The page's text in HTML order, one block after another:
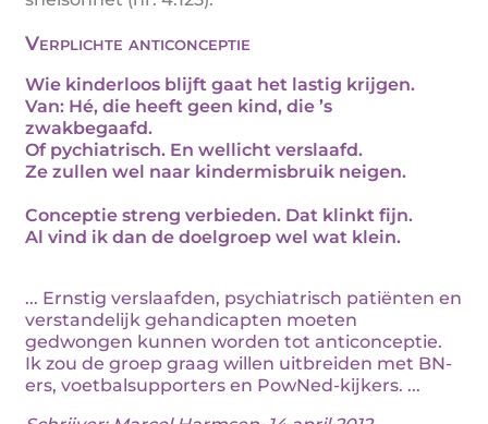
Verplichte anticonceptie
Wie kinderloos blijft gaat het lastig krijgen.
Van: Hé, die heeft geen kind, die ’s
zwakbegaafd.
Of pychiatrisch. En wellicht verslaafd.
Ze zullen wel naar kindermisbruik neigen.
Conceptie streng verbieden. Dat klinkt fijn.
Al vind ik dan de doelgroep wel wat klein.
... Ernstig verslaafden, psychiatrisch patiënten en
verstandelijk gehandicapten moeten
gedwongen kunnen worden tot anticonceptie.
Ik zou de groep graag willen uitbreiden met BN-
ers, voetbalsupporters en PowNed-kijkers. ...